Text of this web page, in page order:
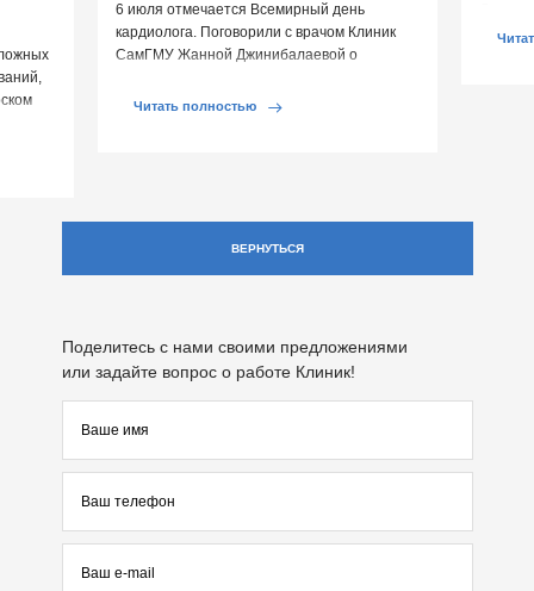
6 июля отмечается Всемирный день
кардиолога. Поговорили с врачом Клиник
СамГМУ Жанной Джинибалаевой о
[…]Читать полностью
ВЕРНУТЬСЯ
Поделитесь с нами своими предложениями
или задайте вопрос о работе Клиник!